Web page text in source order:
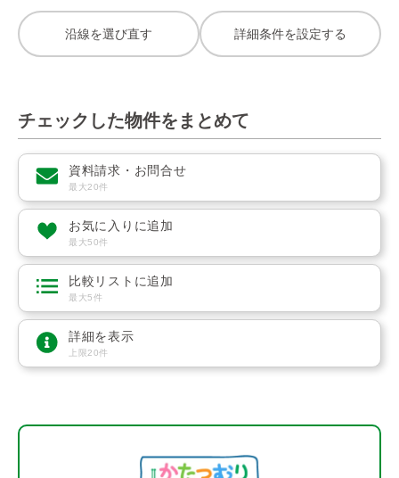
沿線を選び直す 詳細条件を設定する
チェックした物件をまとめて
資料請求・お問合せ
最大20件
お気に入りに追加
最大50件
比較リストに追加
最大5件
詳細を表示
上限20件